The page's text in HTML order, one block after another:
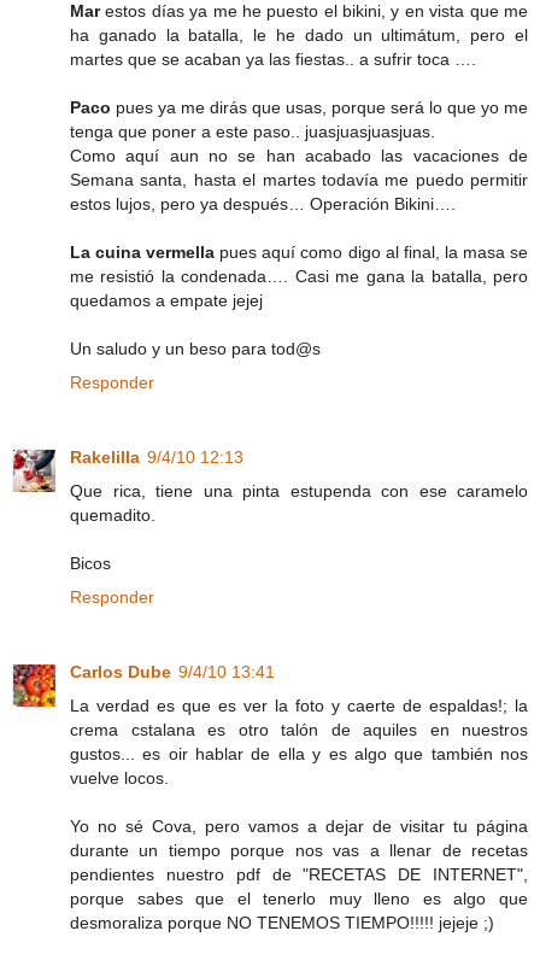
Marestos días ya me he puesto el bikini, y en vista que me
ha ganado la batalla, le he dado un ultimátum, pero el
martes que se acaban ya las fiestas.. a sufrir toca ….
Paco pues ya me dirás que usas, porque será lo que yo me
tenga que poner a este paso.. juasjuasjuasjuas.
Como aquí aun no se han acabado las vacaciones de
Semana santa, hasta el martes todavía me puedo permitir
estos lujos, pero ya después… Operación Bikini….
La cuina vermella pues aquí como digo al final, la masa se
me resistió la condenada…. Casi me gana la batalla, pero
quedamos a empate jejej
Un saludo y un beso para tod@s
Responder
Rakelilla 9/4/10 12:13
Que rica, tiene una pinta estupenda con ese caramelo
quemadito.
Bicos
Responder
Carlos Dube 9/4/10 13:41
La verdad es que es ver la foto y caerte de espaldas!; la
crema cstalana es otro talón de aquiles en nuestros
gustos... es oir hablar de ella y es algo que también nos
vuelve locos.
Yo no sé Cova, pero vamos a dejar de visitar tu página
durante un tiempo porque nos vas a llenar de recetas
pendientes nuestro pdf de "RECETAS DE INTERNET",
porque sabes que el tenerlo muy lleno es algo que
desmoraliza porque NO TENEMOS TIEMPO!!!!! jejeje ;)